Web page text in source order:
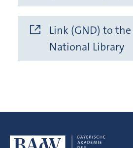
Link (GND) to
National Library